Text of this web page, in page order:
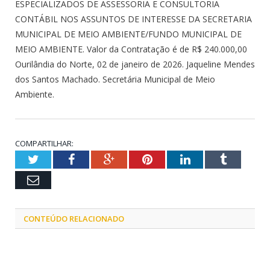
ESPECIALIZADOS DE ASSESSORIA E CONSULTORIA
CONTÁBIL NOS ASSUNTOS DE INTERESSE DA SECRETARIA
MUNICIPAL DE MEIO AMBIENTE/FUNDO MUNICIPAL DE
MEIO AMBIENTE. Valor da Contratação é de R$ 240.000,00
Ourilândia do Norte, 02 de janeiro de 2026. Jaqueline Mendes
dos Santos Machado. Secretária Municipal de Meio
Ambiente.
COMPARTILHAR:
TwitterFacebookGoogle+PinterestLinkedInTumblr
Email
CONTEÚDO RELACIONADO